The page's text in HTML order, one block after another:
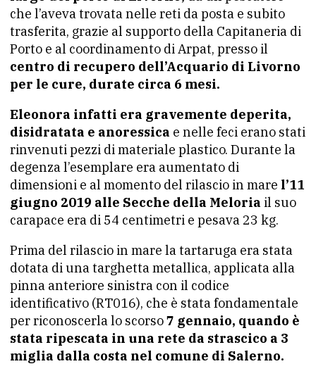
che l’aveva trovata nelle reti da posta e subito
trasferita, grazie al supporto della Capitaneria di
Porto e al coordinamento di Arpat, presso il
centro di recupero dell’Acquario di Livorno
per le cure, durate circa 6 mesi.
Eleonora infatti era gravemente deperita,
disidratata e anoressica e nelle feci erano stati
rinvenuti pezzi di materiale plastico. Durante la
degenza l’esemplare era aumentato di
dimensioni e al momento del rilascio in mare l’11
giugno 2019 alle Secche della Meloria il suo
carapace era di 54 centimetri e pesava 23 kg.
Prima del rilascio in mare la tartaruga era stata
dotata di una targhetta metallica, applicata alla
pinna anteriore sinistra con il codice
identificativo (RT016), che è stata fondamentale
per riconoscerla lo scorso7 gennaio, quando è
stata ripescata in una rete da strascico a 3
miglia dalla costa nel comune di Salerno.